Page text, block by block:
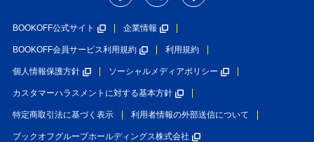
BOOKOFF公式サイト 企業情報
BOOKOFF会員サービス利用規約 利用規約
個人情報保護方針 ソーシャルメディアポリシー
カスタマーハラスメントに対する基本方針
特定商取引法に基づく表示 利用者情報の外部送信について
ブックオフグループホールディングス株式会社